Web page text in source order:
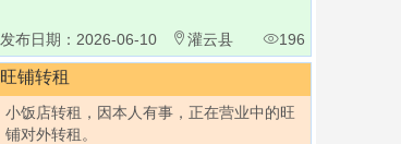
发布日期：2026-06-10 灌云县 196
旺铺转租
小饭店转租，因本人有事，正在营业中的旺
铺对外转租。